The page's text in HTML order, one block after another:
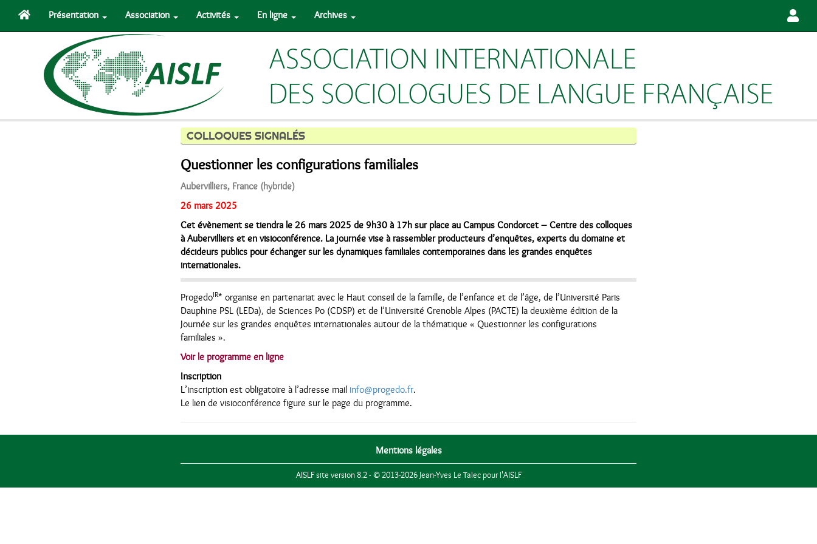
Présentation Association Activités En ligne Archives
COLLOQUES SIGNALÉS
Questionner les configurations familiales
Aubervilliers, France (hybride)
26 mars 2025
Cet évènement se tiendra le 26 mars 2025 de 9h30 à 17h sur place au Campus Condorcet – Centre des colloques
à Aubervilliers et en visioconférence. La journée vise à rassembler producteurs d’enquêtes, experts du domaine et
décideurs publics pour échanger sur les dynamiques familiales contemporaines dans les grandes enquêtes
internationales.
ProgedoIR* organise en partenariat avec le Haut conseil de la famille, de l’enfance et de l’âge, de l’Université Paris
Dauphine PSL (LEDa), de Sciences Po (CDSP) et de l’Université Grenoble Alpes (PACTE) la deuxième édition de la
Journée sur les grandes enquêtes internationales autour de la thématique « Questionner les configurations
familiales ».
Voir le programme en ligne
Inscription
L’inscription est obligatoire à l’adresse mail info@progedo.fr.
Le lien de visioconférence figure sur le page du programme.
Mentions légales
AISLF site version 8.2 - © 2013-2026 Jean-Yves Le Talec pour l'AISLF